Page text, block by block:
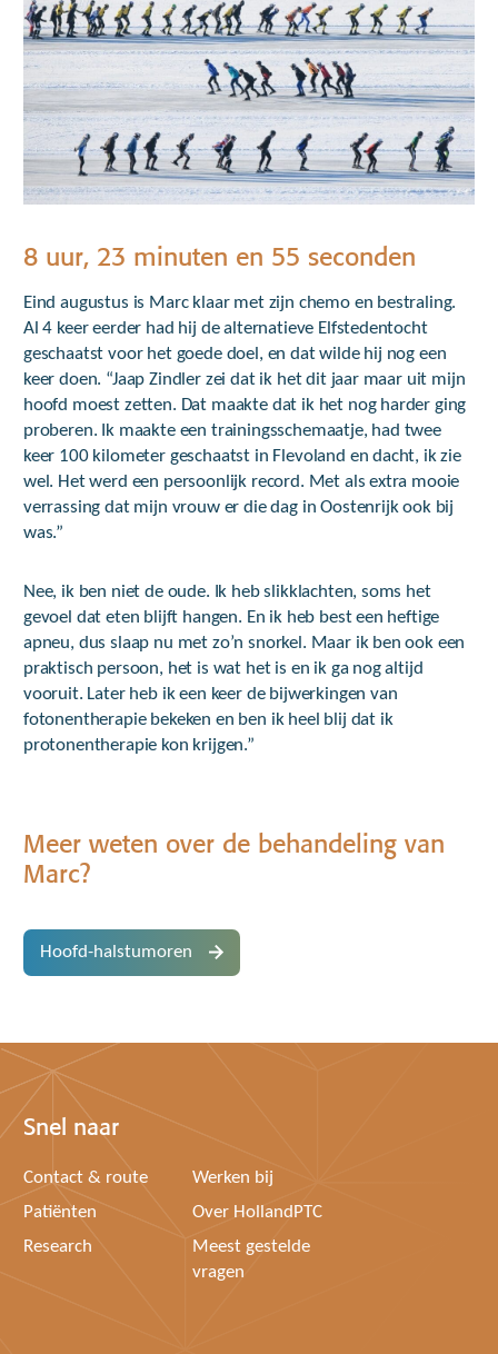
8 uur, 23 minuten en 55 seconden
Eind augustus is Marc klaar met zijn chemo en bestraling.
Al 4 keer eerder had hij de alternatieve Elfstedentocht
geschaatst voor het goede doel, en dat wilde hij nog een
keer doen. “Jaap Zindler zei dat ik het dit jaar maar uit mijn
hoofd moest zetten. Dat maakte dat ik het nog harder ging
proberen. Ik maakte een trainingsschemaatje, had twee
keer 100 kilometer geschaatst in Flevoland en dacht, ik zie
wel. Het werd een persoonlijk record. Met als extra mooie
verrassing dat mijn vrouw er die dag in Oostenrijk ook bij
was.”
Nee, ik ben niet de oude. Ik heb slikklachten, soms het
gevoel dat eten blijft hangen. En ik heb best een heftige
apneu, dus slaap nu met zo’n snorkel. Maar ik ben ook een
praktisch persoon, het is wat het is en ik ga nog altijd
vooruit. Later heb ik een keer de bijwerkingen van
fotonentherapie bekeken en ben ik heel blij dat ik
protonentherapie kon krijgen.”
Meer weten over de behandeling van
Marc?
Hoofd-halstumoren
Snel naar
Contact & route
Werken bij
Patiënten
Over HollandPTC
Research
Meest gestelde
vragen